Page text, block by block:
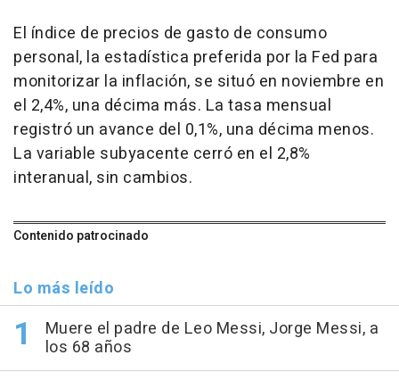
El índice de precios de gasto de consumo
personal, la estadística preferida por la Fed para
monitorizar la inflación, se situó en noviembre en
el 2,4%, una décima más. La tasa mensual
registró un avance del 0,1%, una décima menos.
La variable subyacente cerró en el 2,8%
interanual, sin cambios.
Contenido patrocinado
Lo más leído
Muere el padre de Leo Messi, Jorge Messi, a
los 68 años